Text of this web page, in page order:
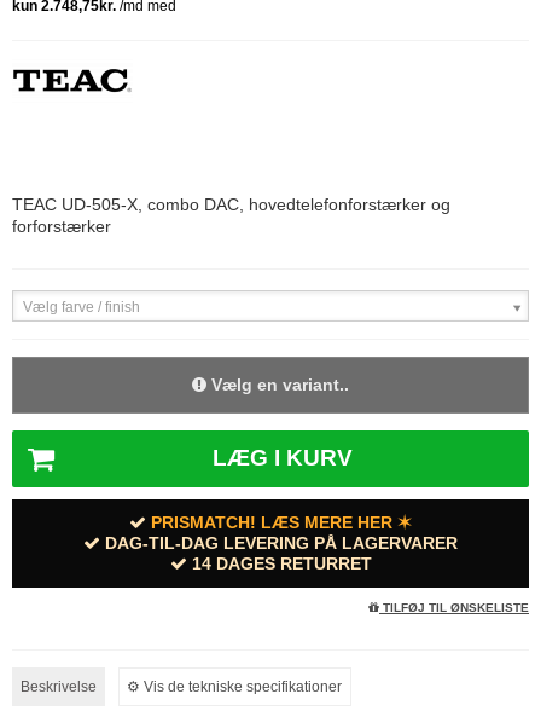
TEAC UD-505-X, combo DAC, hovedtelefonforstærker og
forforstærker
Vælg farve / finish
Vælg en variant..
LÆG I KURV
PRISMATCH! LÆS MERE HER ✶
DAG-TIL-DAG LEVERING PÅ LAGERVARER
14 DAGES RETURRET
TILFØJ TIL ØNSKELISTE
Beskrivelse ⚙︎ Vis de tekniske specifikationer